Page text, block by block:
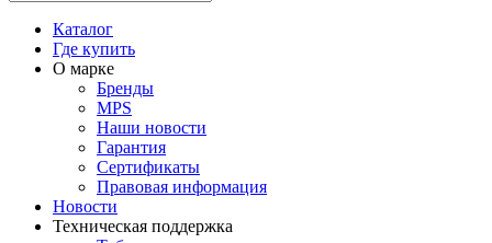
Каталог
Где купить
О марке
Бренды
MPS
Наши новости
Гарантия
Сертификаты
Правовая информация
Новости
Техническая поддержка